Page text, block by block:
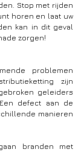
Stop met rijden
horen en laat uw
kan in dit geval
zorgen!
problemen
zijn
geleiders
defect aan de
manieren
branden met